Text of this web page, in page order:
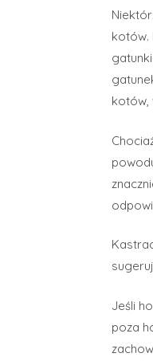
kotów.
kotów,
Jeśli
poza